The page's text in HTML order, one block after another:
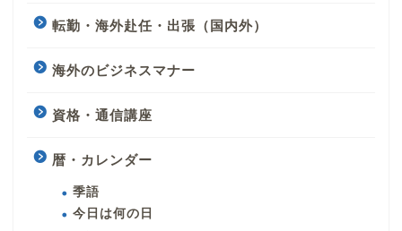
転勤・海外赴任・出張（国内外）
海外のビジネスマナー
資格・通信講座
暦・カレンダー
季語
今日は何の日